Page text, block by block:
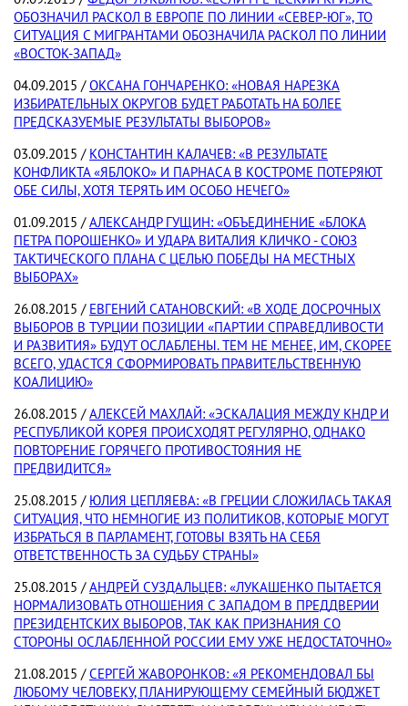
ОБОЗНАЧИЛ РАСКОЛ В ЕВРОПЕ ПО ЛИНИИ «СЕВЕР-ЮГ», ТО
СИТУАЦИЯ С МИГРАНТАМИ ОБОЗНАЧИЛА РАСКОЛ ПО ЛИНИИ
«ВОСТОК-ЗАПАД»
04.09.2015 /ОКСАНА ГОНЧАРЕНКО: «НОВАЯ НАРЕЗКА
ИЗБИРАТЕЛЬНЫХ ОКРУГОВ БУДЕТ РАБОТАТЬ НА БОЛЕЕ
ПРЕДСКАЗУЕМЫЕ РЕЗУЛЬТАТЫ ВЫБОРОВ»
03.09.2015 / КОНСТАНТИН КАЛАЧЕВ: «В РЕЗУЛЬТАТЕ
КОНФЛИКТА «ЯБЛОКО» И ПАРНАСА В КОСТРОМЕ ПОТЕРЯЮТ
ОБЕ СИЛЫ, ХОТЯ ТЕРЯТЬ ИМ ОСОБО НЕЧЕГО»
01.09.2015 /АЛЕКСАНДР ГУЩИН: «ОБЪЕДИНЕНИЕ «БЛОКА
ПЕТРА ПОРОШЕНКО» И УДАРА ВИТАЛИЯ КЛИЧКО - СОЮЗ
ТАКТИЧЕСКОГО ПЛАНА С ЦЕЛЬЮ ПОБЕДЫ НА МЕСТНЫХ
ВЫБОРАХ»
26.08.2015 / ЕВГЕНИЙ САТАНОВСКИЙ: «В ХОДЕ ДОСРОЧНЫХ
ВЫБОРОВ В ТУРЦИИ ПОЗИЦИИ «ПАРТИИ СПРАВЕДЛИВОСТИ
И РАЗВИТИЯ» БУДУТ ОСЛАБЛЕНЫ. ТЕМ НЕ МЕНЕЕ, ИМ, СКОРЕЕ
ВСЕГО, УДАСТСЯ СФОРМИРОВАТЬ ПРАВИТЕЛЬСТВЕННУЮ
КОАЛИЦИЮ»
26.08.2015 /АЛЕКСЕЙ МАХЛАЙ: «ЭСКАЛАЦИЯ МЕЖДУ КНДР И
РЕСПУБЛИКОЙ КОРЕЯ ПРОИСХОДЯТ РЕГУЛЯРНО, ОДНАКО
ПОВТОРЕНИЕ ГОРЯЧЕГО ПРОТИВОСТОЯНИЯ НЕ
ПРЕДВИДИТСЯ»
25.08.2015 / ЮЛИЯ ЦЕПЛЯЕВА: «В ГРЕЦИИ СЛОЖИЛАСЬ ТАКАЯ
СИТУАЦИЯ, ЧТО НЕМНОГИЕ ИЗ ПОЛИТИКОВ, КОТОРЫЕ МОГУТ
ИЗБРАТЬСЯ В ПАРЛАМЕНТ, ГОТОВЫ ВЗЯТЬ НА СЕБЯ
ОТВЕТСТВЕННОСТЬ ЗА СУДЬБУ СТРАНЫ»
25.08.2015 /АНДРЕЙ СУЗДАЛЬЦЕВ: «ЛУКАШЕНКО ПЫТАЕТСЯ
НОРМАЛИЗОВАТЬ ОТНОШЕНИЯ С ЗАПАДОМ В ПРЕДДВЕРИИ
ПРЕЗИДЕНТСКИХ ВЫБОРОВ, ТАК КАК ПРИЗНАНИЯ СО
СТОРОНЫ ОСЛАБЛЕННОЙ РОССИИ ЕМУ УЖЕ НЕДОСТАТОЧНО»
21.08.2015 /СЕРГЕЙ ЖАВОРОНКОВ: «Я РЕКОМЕНДОВАЛ БЫ
ЛЮБОМУ ЧЕЛОВЕКУ, ПЛАНИРУЮЩЕМУ СЕМЕЙНЫЙ БЮДЖЕТ